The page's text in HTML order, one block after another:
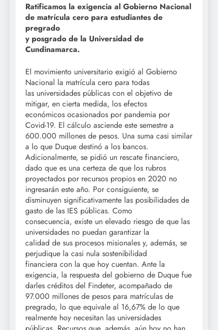
Ratificamos la exigencia al Gobierno Nacional
de matrícula cero para estudiantes de
pregrado
y posgrado de la Universidad de
Cundinamarca.
El movimiento universitario exigió al Gobierno
Nacional la matrícula cero para todas
las universidades públicas con el objetivo de
mitigar, en cierta medida, los efectos
económicos ocasionados por pandemia por
Covid-19. El cálculo asciende este semestre a
600.000 millones de pesos. Una suma casi similar
a lo que Duque destinó a los bancos.
Adicionalmente, se pidió un rescate financiero,
dado que es una certeza de que los rubros
proyectados por recursos propios en 2020 no
ingresarán este año. Por consiguiente, se
disminuyen significativamente las posibilidades de
gasto de las IES públicas. Como
consecuencia, existe un elevado riesgo de que las
universidades no puedan garantizar la
calidad de sus procesos misionales y, además, se
perjudique la casi nula sostenibilidad
financiera con la que hoy cuentan. Ante la
exigencia, la respuesta del gobierno de Duque fue
darles créditos del Findeter, acompañado de
97.000 millones de pesos para matrículas de
pregrado, lo que equivale al 16,67% de lo que
realmente hoy necesitan las universidades